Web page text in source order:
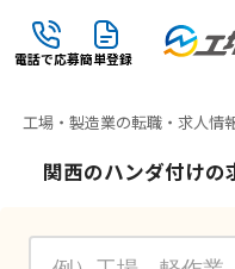
電話で応募簡単登録
工場・製造業の転職・求人情
関西のハンダ付けの